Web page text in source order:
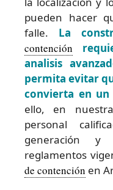
pueden hacer
falle. La
contención
analisis
permita evitar
convierta en
ello, en
personal
generación y
reglamentos
de contención en